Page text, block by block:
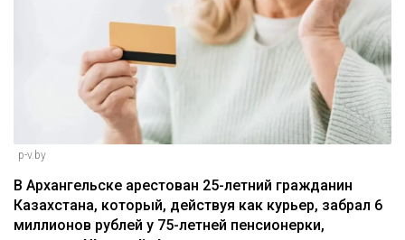
p-v.by
В Архангельске арестован 25-летний гражданин
Казахстана, который, действуя как курьер, забрал 6
миллионов рублей у 75-летней пенсионерки,